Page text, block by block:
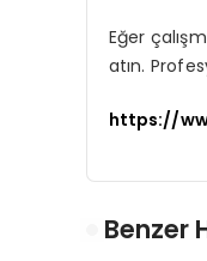
Eğer
atın.
https://
Benzer